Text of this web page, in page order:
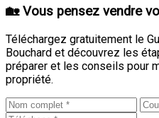
🏡 Vous pensez vendre
Téléchargez gratuitement le
Bouchard et découvrez les
préparer et les conseils pour
propriété.